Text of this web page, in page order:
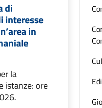
di
interesse
in
la
istanze: ore